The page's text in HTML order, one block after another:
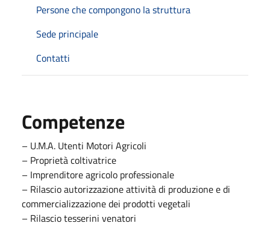
Persone che compongono la struttura
Sede principale
Contatti
Competenze
– U.M.A. Utenti Motori Agricoli
– Proprietà coltivatrice
– Imprenditore agricolo professionale
– Rilascio autorizzazione attività di produzione e di
commercializzazione dei prodotti vegetali
– Rilascio tesserini venatori